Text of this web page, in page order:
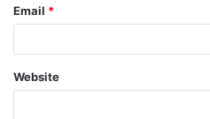
Email *
Website